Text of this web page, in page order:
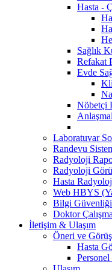
Hasta -
Sağlık
Refakat
Evde
Nöbetçi
Laboratuvar
Randevu
Radyoloji
Radyoloji
Hasta
Web HBYS
Bilgi
Doktor
İletişim & Ulaşım
Öneri ve
Hasta